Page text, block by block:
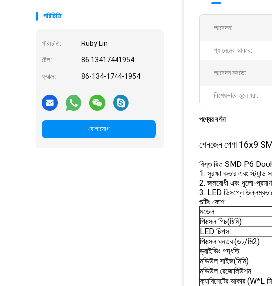
পরিচিতি
পরিচিতি: Ruby Lin
টেল: 86 13417441954
ফ্যাক্স: 86-134-1744-1954
যোগাযোগ
আবেদন:
প্যানেলের আকার:
আবেদন করতে:
বিশেষভাবে তুলে ধরা:
পণ্যের বর্ণনা
শেনজেন পেশা 16x9
বিস্তারিত SMD P6
1. সুরক্ষা কভার এবং
2. জলরোধী এবং ধুলো-
3. LED ডিসপ্লে
শুটিং কোণ
মডেল
পিক্সেল পিচ(মিমি)
LED চিপস
পিক্সেল ঘনত্ব (ডট/মি2)
ড্রাইভিং পদ্ধতি
মডিউল সাইজ(মিমি)
মডিউল রেজোলিউশন
ক্যাবিনেটের আকার (W*L